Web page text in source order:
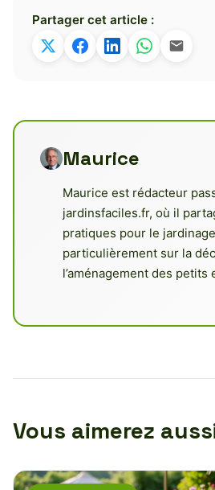
Partager cet article :
Maurice
Maurice est rédacteur
jardinsfaciles.fr, où il
pratiques pour le
particulièrement sur la
l’aménagement des petits
Vous aimerez